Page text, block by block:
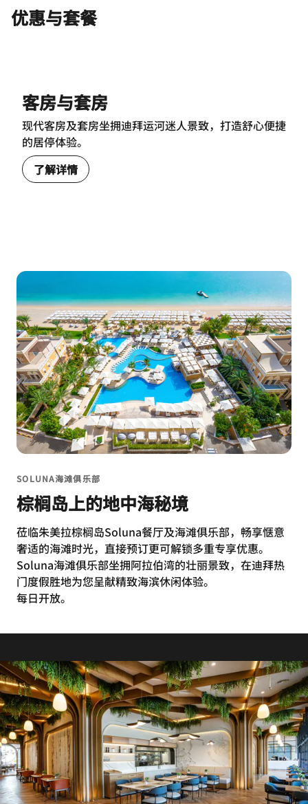
优惠与套餐
客房与套房
现代客房及套房坐拥迪拜运河迷人景致，打造舒心便捷
的居停体验。
了解详情
SOLUNA海滩俱乐部
棕榈岛上的地中海秘境
莅临朱美拉棕榈岛Soluna餐厅及海滩俱乐部，畅享惬意
奢适的海滩时光，直接预订更可解锁多重专享优惠。
Soluna海滩俱乐部坐拥阿拉伯湾的壮丽景致，在迪拜热
门度假胜地为您呈献精致海滨休闲体验。
每日开放。